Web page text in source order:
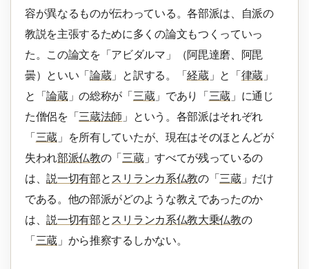
容が異なるものが伝わっている。各部派は、自派の
教説を主張するために多くの論文もつくっていっ
た。この論文を「アビダルマ」（阿毘達磨、阿毘
曇）といい「論蔵」と訳する。「経蔵」と「 律蔵 」
と「論蔵」の総称が「 三蔵」であり「 三蔵 」に通じ
た僧侶を「 三蔵法師 」という。各部派はそれぞれ
「 三蔵 」を所有していたが、現在はそのほとんどが
失われ部派仏教の「 三蔵」すべてが残っているの
は、説一切有部と スリランカ系仏教の「 三蔵」だけ
である。他の部派がどのような教えであったのか
は、説一切有部と スリランカ系仏教大乗仏教の
「 三蔵 」から推察するしかない。